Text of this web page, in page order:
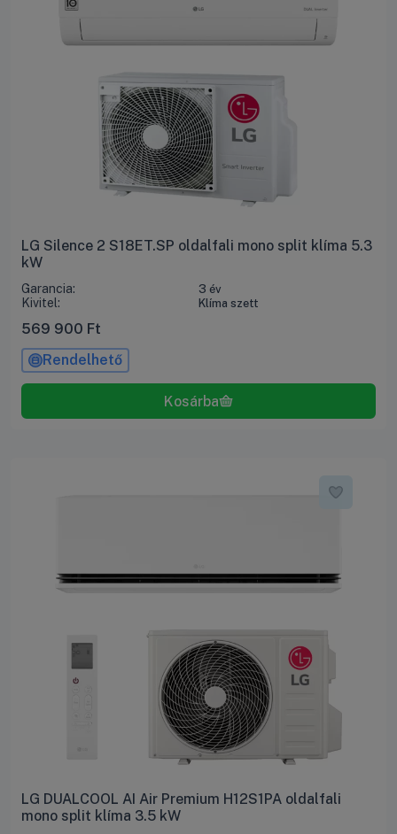
LG Silence 2 S18ET.SP oldalfali mono split klíma 5.3
kW
Garancia: 3 év
Kivitel: Klíma szett
569 900 Ft
Rendelhető
LG DUALCOOL AI Air Premium H12S1PA oldalfali
mono split klíma 3.5 kW